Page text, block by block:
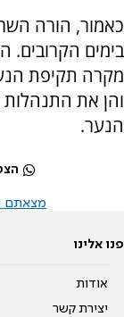
כאמור, הורה
בימים הקרובים.
מקרה תקיפת
והן את
הנער.
מצאתם
פנו אלינו
אודות
יצירת קשר